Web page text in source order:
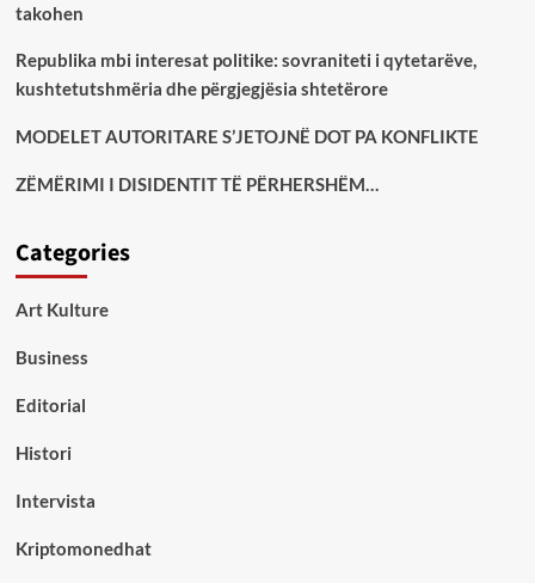
takohen
Republika mbi interesat politike: sovraniteti i qytetarëve,
kushtetutshmëria dhe përgjegjësia shtetërore
MODELET AUTORITARE S’JETOJNË DOT PA KONFLIKTE
ZËMËRIMI I DISIDENTIT TË PËRHERSHËM…
Categories
Art Kulture
Business
Editorial
Histori
Intervista
Kriptomonedhat